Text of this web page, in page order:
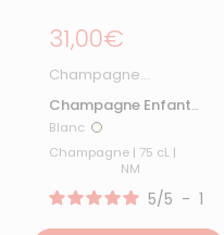
Prix régulier
31,00€
Champagne
Champagne Enfant
de la Montagne Extra
Brut
Blanc Blanc
Champagne | 75 cL |
NM
5/5 - 1